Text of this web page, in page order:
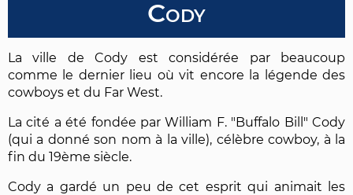
Cody
La ville de Cody est considérée par beaucoup
comme le dernier lieu où vit encore la légende des
cowboys et du Far West.
La cité a été fondée par William F. "Buffalo Bill" Cody
(qui a donné son nom à la ville), célèbre cowboy, à la
fin du 19ème siècle.
Cody a gardé un peu de cet esprit qui animait les